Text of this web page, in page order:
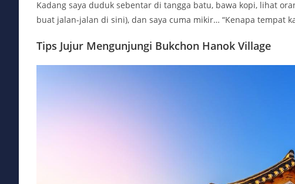
Kadang saya duduk sebentar di tangga batu, bawa kopi, lihat
buat jalan-jalan di sini), dan saya cuma mikir… “Kenapa tempat
Tips Jujur Mengunjungi Bukchon Hanok Village